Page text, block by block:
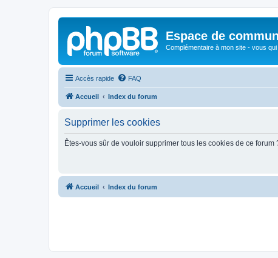
Espace de
Complémentaire à mon site - vous
Accès rapide FAQ
Accueil Index du forum
Supprimer les cookies
Êtes-vous sûr de vouloir supprimer tous les cookies de ce forum
Accueil Index du forum